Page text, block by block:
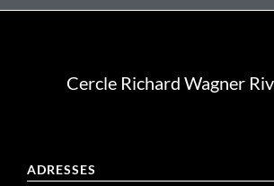
ADRESSES
Cercle Richard Wagner